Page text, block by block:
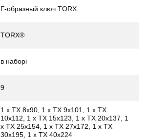
Г-образный ключ TORX
TORX®
в наборі
9
1 x TX 8x90, 1 x TX 9x101, 1 x TX
10x112, 1 x TX 15x123, 1 x TX 20x137, 1
x TX 25x154, 1 x TX 27x172, 1 x TX
30x195, 1 x TX 40x224